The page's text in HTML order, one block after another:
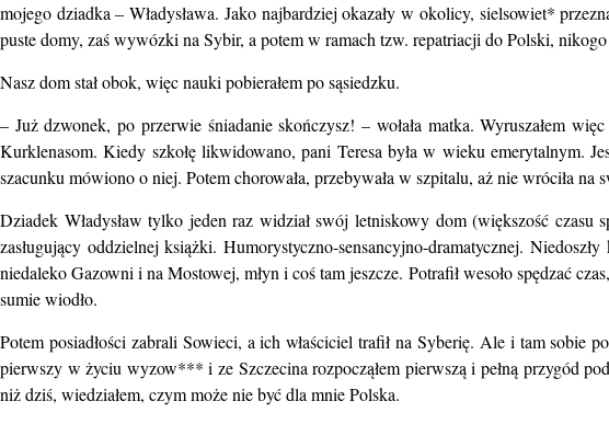
mojego dziadka – Władysława. Jako najbardziej okazały w okolicy, sielsowiet*
puste domy, zaś wywózki na Sybir, a potem w ramach tzw. repatriacji do Polski,
Nasz dom stał obok, więc nauki pobierałem po sąsiedzku.
– Już dzwonek, po przerwie śniadanie skończysz! – wołała matka. Wyruszałem
Kurklenasom. Kiedy szkołę likwidowano, pani Teresa była w wieku emerytalnym.
szacunku mówiono o niej. Potem chorowała, przebywała w szpitalu, aż nie wróciła na
Dziadek Władysław tylko jeden raz widział swój letniskowy dom (większość
zasługujący oddzielnej książki. Humorystyczno-sensancyjno-dramatycznej.
niedaleko Gazowni i na Mostowej, młyn i coś tam jeszcze. Potrafił wesoło spędzać
sumie wiodło.
Potem posiadłości zabrali Sowieci, a ich właściciel trafił na Syberię. Ale i tam
pierwszy w życiu wyzow*** i ze Szczecina rozpocząłem pierwszą i pełną przygód
niż dziś, wiedziałem, czym może nie być dla mnie Polska.